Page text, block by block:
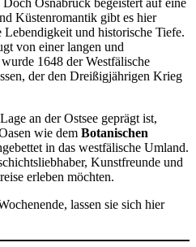
Osnabrück begeistert auf eine
Küstenromantik gibt es hier
Lebendigkeit und historische Tiefe.
von einer langen und
1648 der Westfälische
der den Dreißigjährigen Krieg
an der Ostsee geprägt ist,
wie dem Botanischen
in das westfälische Umland.
Kunstfreunde und
erleben möchten.
lassen sie sich hier